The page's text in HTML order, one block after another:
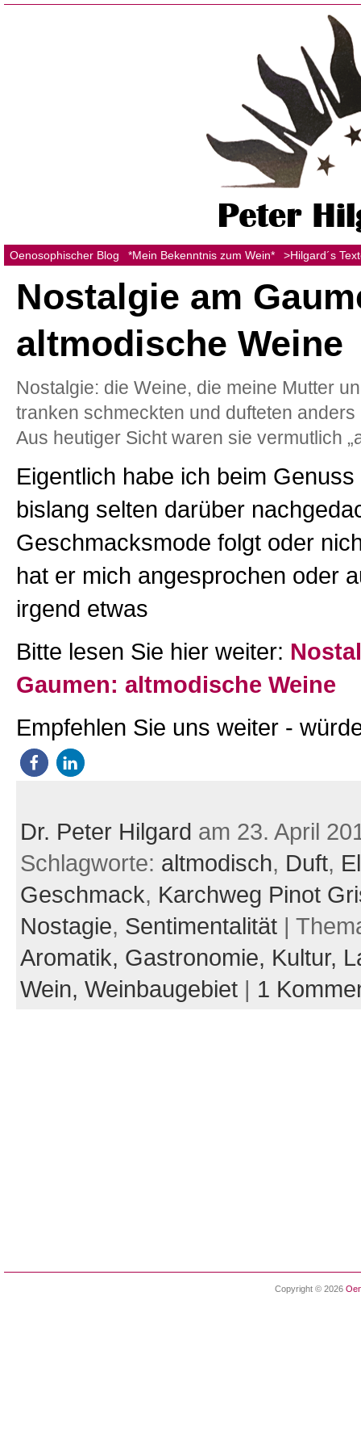
Oenosophischer Blog *Mein Bekenntnis zum Wein* >Hilgard´s
Nostalgie am
altmodische Weine
Nostalgie: die Weine, die meine Mutter
tranken schmeckten und dufteten
Aus heutiger Sicht waren sie vermutlich
Eigentlich habe ich beim
bislang selten darüber
Geschmacksmode folgt oder
hat er mich angesprochen oder
irgend etwas
Bitte lesen Sie hier weiter:
Gaumen: altmodische Weine
Empfehlen Sie uns weiter -
Dr. Peter Hilgard am 23. April
Schlagworte: altmodisch, Duft,
Geschmack, Karchweg Pinot
Nostagie, Sentimentalität|
Aromatik, Gastronomie, Kultur,
Wein, Weinbaugebiet| 1
Copyright © 2026